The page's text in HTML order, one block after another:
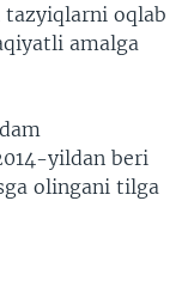
oqlab
amalga
yildan beri
olingani tilga